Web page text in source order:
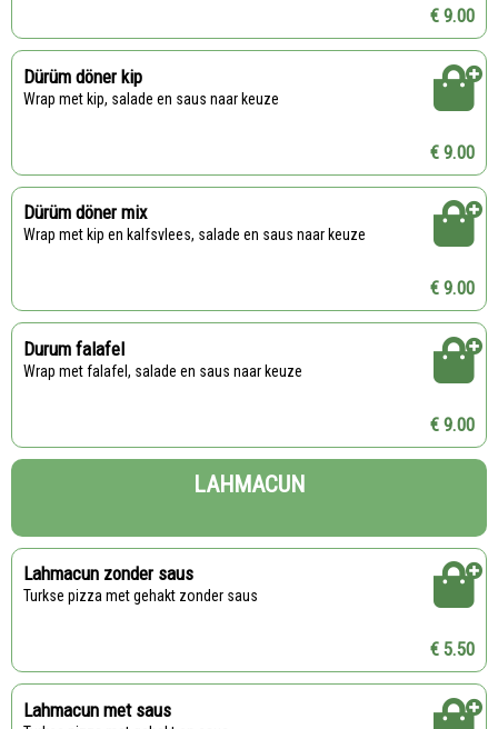
€ 9.00
Dürüm döner kip
Wrap met kip, salade en saus naar keuze
€ 9.00
Dürüm döner mix
Wrap met kip en kalfsvlees, salade en saus naar keuze
€ 9.00
Durum falafel
Wrap met falafel, salade en saus naar keuze
€ 9.00
LAHMACUN
Lahmacun zonder saus
Turkse pizza met gehakt zonder saus
€ 5.50
Lahmacun met saus